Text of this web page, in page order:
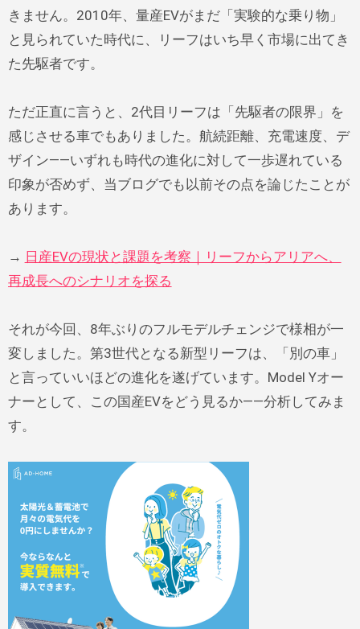
きません。2010年、量産EVがまだ「実験的な乗り物」
と見られていた時代に、リーフはいち早く市場に出てき
た先駆者です。
ただ正直に言うと、2代目リーフは「先駆者の限界」を
感じさせる車でもありました。航続距離、充電速度、デ
ザイン——いずれも時代の進化に対して一歩遅れている
印象が否めず、当ブログでも以前その点を論じたことが
あります。
→ 日産EVの現状と課題を考察｜リーフからアリアへ、
再成長へのシナリオを探る
それが今回、8年ぶりのフルモデルチェンジで様相が一
変しました。第3世代となる新型リーフは、「別の車」
と言っていいほどの進化を遂げています。Model Yオー
ナーとして、この国産EVをどう見るか——分析してみま
す。